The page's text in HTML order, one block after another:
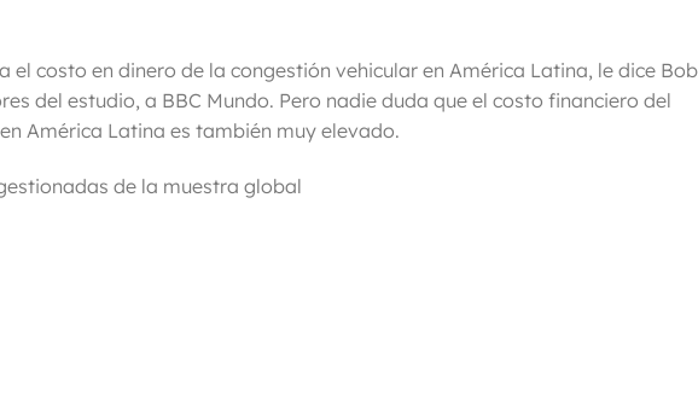
el costo en dinero de la congestión vehicular en América Latina, le dice Bob
del estudio, a BBC Mundo. Pero nadie duda que el costo financiero del
América Latina es también muy elevado.
de la muestra global